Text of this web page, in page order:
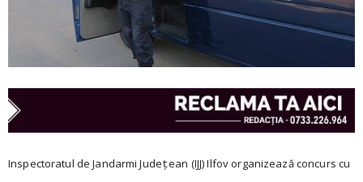
Inspectoratul de Jandarmi Judeţean (IJJ) Ilfov organizează concurs cu